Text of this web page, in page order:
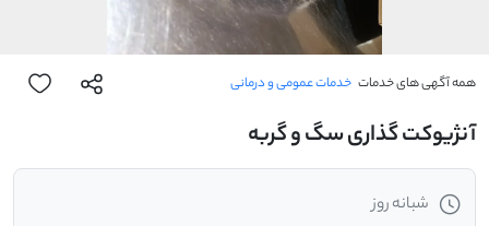
همه آگهی های خدمات خدمات عمومی و درمانی
آنژیوکت گذاری سگ و گربه
شبانه روز